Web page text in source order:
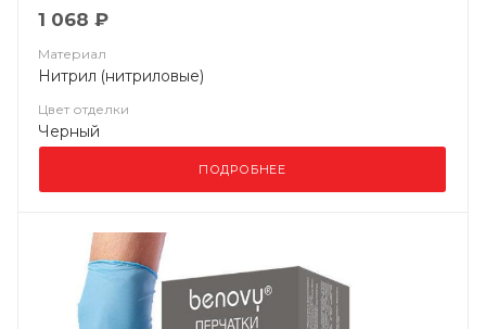
1 068 ₽
Материал
Нитрил (нитриловые)
Цвет отделки
Черный
ПОДРОБНЕЕ